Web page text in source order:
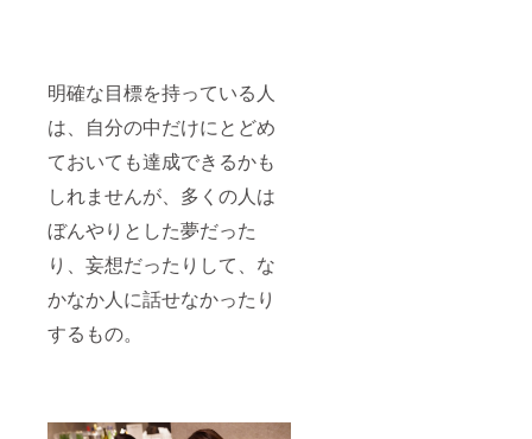
明確な目標を持っている人
は、自分の中だけにとどめ
ておいても達成できるかも
しれませんが、多くの人は
ぼんやりとした夢だった
り、妄想だったりして、な
かなか人に話せなかったり
するもの。